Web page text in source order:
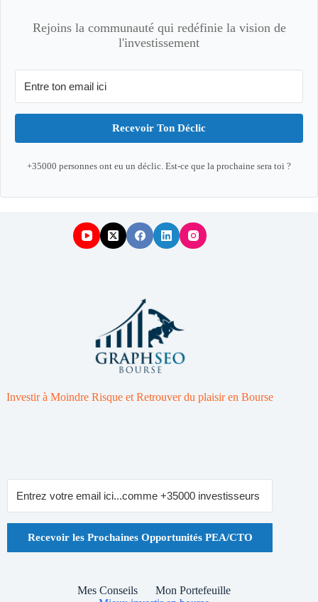
Rejoins la communauté qui redéfinie la vision de
l'investissement
Recevoir Ton Déclic
+35000 personnes ont eu un déclic. Est-ce que la prochaine sera toi ?
Investir à Moindre Risque et Retrouver du plaisir en Bourse
Recevoir les Prochaines Opportunités PEA/CTO
Mes Conseils
Mon Portefeuille